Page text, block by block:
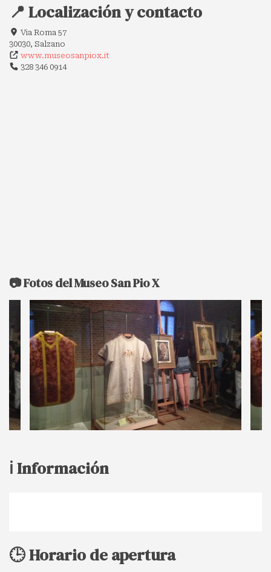
📍 Localización y contacto
Via Roma 57
30030, Salzano
www.museosanpiox.it
328 346 0914
📷 Fotos del Museo San Pio X
ℹ️ Información
🕒 Horario de apertura